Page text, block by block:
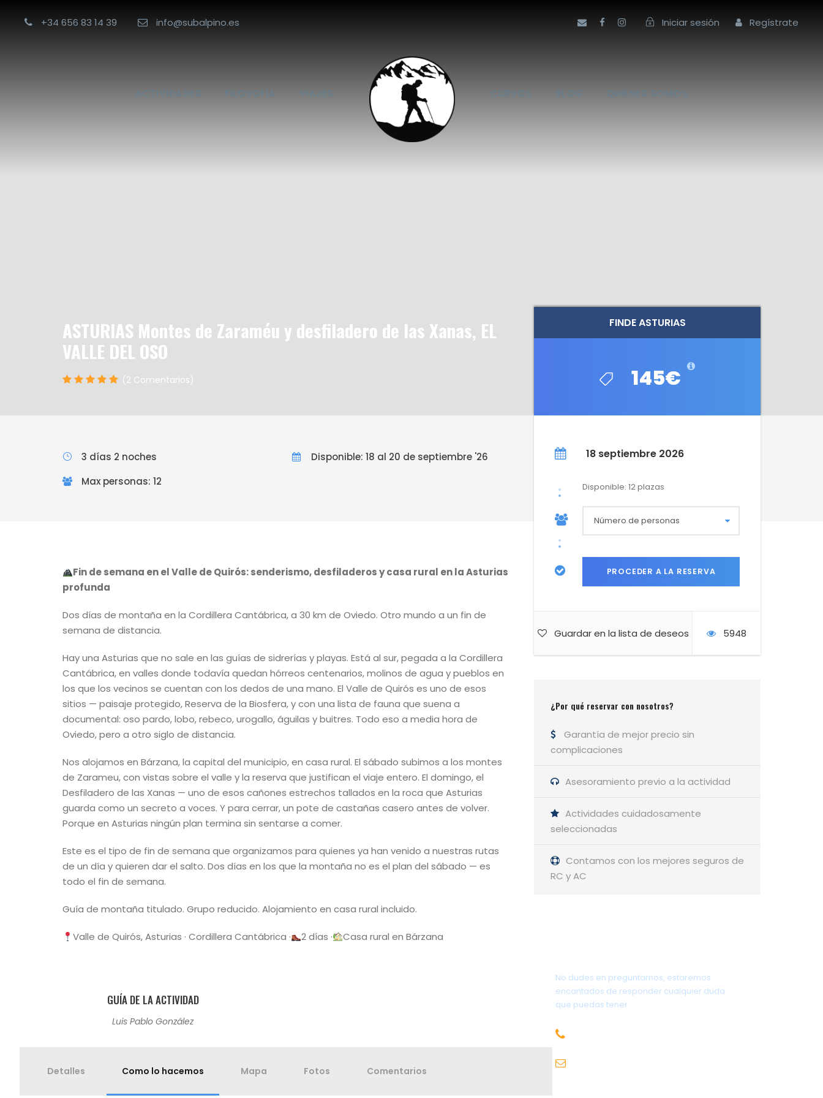
+34 656 83 14 39 info@subalpino.es Iniciar sesión Regístrate
ASTURIAS Montes de Zaraméu y desfiladero de las Xanas, EL
VALLE DEL OSO
(2 Comentarios)
FINDE ASTURIAS
145€
FINDE ASTURIAS
145€
18 septiembre 2026
Disponible: 12 plazas
Guardar en la lista de deseos 5948
¿Por qué reservar con nosotros?
Garantía de mejor precio sin
complicaciones
Asesoramiento previo a la actividad
Actividades cuidadosamente
seleccionadas
Contamos con los mejores seguros de
RC y AC
No dudes en preguntarnos, estaremos
encantados de responder cualquier duda
que puedas tener
3 días 2 noches
Disponible: 18 al 20 de septiembre '26
Max personas: 12
Fin de semana en el Valle de Quirós: senderismo, desfiladeros y casa rural en la Asturias
profunda
Dos días de montaña en la Cordillera Cantábrica, a 30 km de Oviedo. Otro mundo a un fin de
semana de distancia.
Hay una Asturias que no sale en las guías de sidrerías y playas. Está al sur, pegada a la Cordillera
Cantábrica, en valles donde todavía quedan hórreos centenarios, molinos de agua y pueblos en
los que los vecinos se cuentan con los dedos de una mano. El Valle de Quirós es uno de esos
sitios — paisaje protegido, Reserva de la Biosfera, y con una lista de fauna que suena a
documental: oso pardo, lobo, rebeco, urogallo, águilas y buitres. Todo eso a media hora de
Oviedo, pero a otro siglo de distancia.
Nos alojamos en Bárzana, la capital del municipio, en casa rural. El sábado subimos a los montes
de Zarameu, con vistas sobre el valle y la reserva que justifican el viaje entero. El domingo, el
Desfiladero de las Xanas — uno de esos cañones estrechos tallados en la roca que Asturias
guarda como un secreto a voces. Y para cerrar, un pote de castañas casero antes de volver.
Porque en Asturias ningún plan termina sin sentarse a comer.
Este es el tipo de fin de semana que organizamos para quienes ya han venido a nuestras rutas
de un día y quieren dar el salto. Dos días en los que la montaña no es el plan del sábado — es
todo el fin de semana.
Guía de montaña titulado. Grupo reducido. Alojamiento en casa rural incluido.
Valle de Quirós, Asturias · Cordillera Cantábrica · 2 días · Casa rural en Bárzana
GUÍA DE LA ACTIVIDAD
Luis Pablo González
Detalles Como lo hacemos Mapa Fotos Comentarios